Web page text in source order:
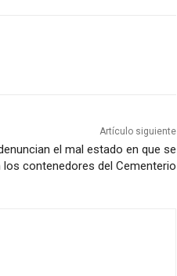
Artículo siguiente
el mal estado en que se
los contenedores del Cementerio